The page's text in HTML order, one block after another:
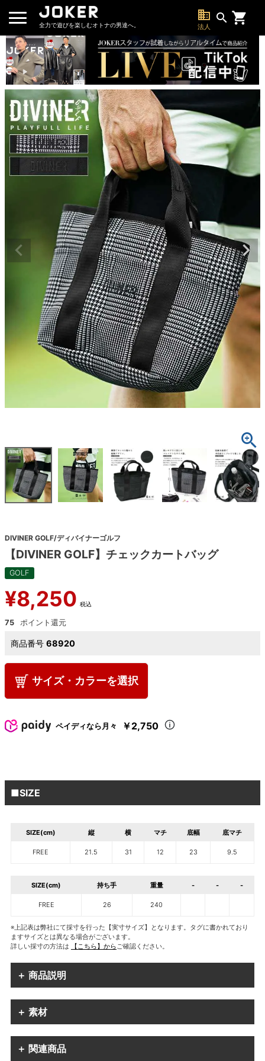
全力で遊びを楽しむオトナの男達へ。
business
法人
search
DIVINER GOLF/ディバイナーゴルフ
【DIVINER GOLF】チェックカートバッグ
GOLF
¥8,250 税込
75
商品番号 68920
サイズ・カラーを選択
ペイディなら月々 ￥2,750
■SIZE
SIZE(cm) 縦 横 マチ 底幅 底マチ
FREE 21.5 31 12 23 9.5
SIZE(cm) 持ち手 重量 - - -
FREE 26 240
※上記表は弊社にて採寸を行った【実寸サイズ】となります。タグに書かれており
ますサイズとは異なる場合がございます。
詳しい採寸の方法は
【こちら】からご確認ください。
＋ 商品説明
＋ 素材
＋ 関連商品